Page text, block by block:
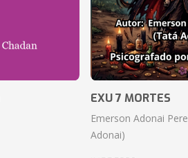
EXU 7 MORTES
Emerson Adonai
Adonai)